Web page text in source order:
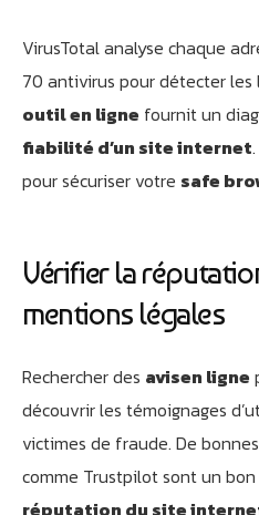
VirusTotal analyse chaque
70 antivirus pour détecter les
outil en ligne fournit un
fiabilité d’un site internet
pour sécuriser votre safe
Vérifier la
mentions légales
Rechercher des avisen ligne
découvrir les témoignages
victimes de fraude. De
comme Trustpilot sont un
réputation du site